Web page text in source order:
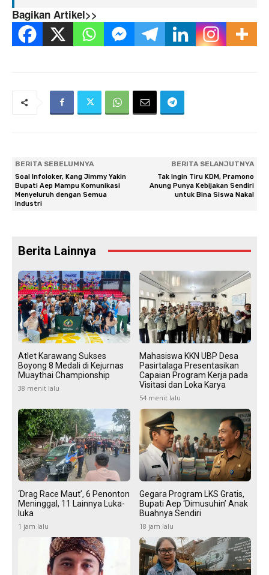
Bagikan Artikel>>
BERITA SEBELUMNYA
Soal Infoloker, Kang Jimmy Yakin
Bupati Aep Mampu Komunikasi
Menyeluruh dengan Semua
Industri
BERITA SELANJUTNYA
Tak Ingin Tiru KDM, Pramono
Anung Punya Kebijakan Sendiri
untuk Bina Siswa Nakal
Berita Lainnya
Atlet Karawang Sukses
Boyong 8 Medali di Kejurnas
Muaythai Championship
38 menit lalu
Mahasiswa KKN UBP Desa
Pasirtalaga Presentasikan
Capaian Program Kerja pada
Visitasi dan Loka Karya
54 menit lalu
‘Drag Race Maut’, 6 Penonton
Meninggal, 11 Lainnya Luka-
luka
1 jam lalu
Gegara Program LKS Gratis,
Bupati Aep ‘Dimusuhin’ Anak
Buahnya Sendiri
18 jam lalu